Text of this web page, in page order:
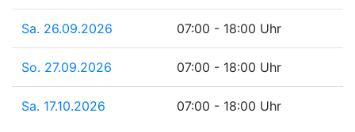
Sa. 26.09.2026 07:00 - 18:00 Uhr
So. 27.09.2026 07:00 - 18:00 Uhr
Sa. 17.10.2026 07:00 - 18:00 Uhr